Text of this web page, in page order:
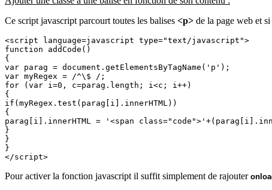
Ce script javascript parcourt toutes les balises <p> de la page web et
<script language=javascript type="text/javascript">
function addCode()
{
var parag = document.getElementsByTagName('p');
var myRegex = /^\$ /;
for (var i=0, c=parag.length; i<c; i++)
{
if(myRegex.test(parag[i].innerHTML))
{
parag[i].innerHTML = '<span
}
}
}
Pour activer la fonction javascript il suffit simplement de rajouter